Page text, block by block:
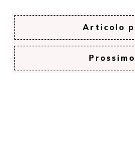
Articolo